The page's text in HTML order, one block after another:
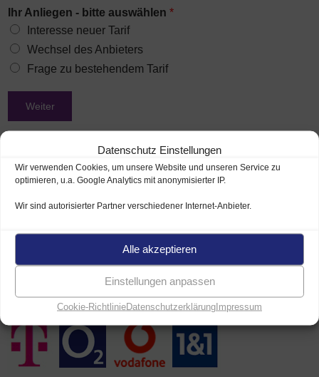
Datenschutz Einstellungen
Wir verwenden Cookies, um unsere Website und unseren Service zu
optimieren, u.a. Google Analytics mit anonymisierter IP.
Wir sind autorisierter Partner verschiedener Internet-Anbieter.
Alle akzeptieren
Einstellungen anpassen
Cookie-RichtlinieDatenschutzerklärungImpressum
Ihr Anliegen - bitte auswählen *
Interesse neuer Tarif
Wechsel des Anbieters
Frage zu bestehendem Tarif
Weiter
Unser Beratungsservice ist kostenlos und unverbindlich für
Telefon und TV der verschiedenen Kabelanbieter gern